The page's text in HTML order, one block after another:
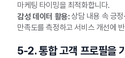
마케팅 타이밍을 최적화합니다.
감성 데이터 활용:상담 내용 속 긍정
만족도를 측정하고 서비스 개선에
5-2. 통합 고객 프로필을